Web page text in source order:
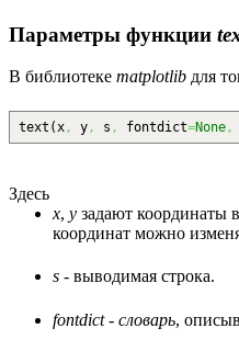
Параметры функции
В библиотеке matplotlib для
text ( x , y , s , fontdict=None ,
Здесь
x, y задают координаты
координат можно
s - выводимая строка.
fontdict- словарь,